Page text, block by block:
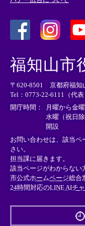
外
部
リ
ン
ク
＞
外
リ
ン
ク
＞
外
部
ン
ク
＞
福知山市
〒620-8501 京都府福知
Tel：0773-22-6111（代表
開庁時間：
月曜から金
水曜（祝日
開設
お問い合わせは、該当ペ
さい。
担当課に届きます。
該当ページがわからない
市公式ホームページ総合
24時間対応のLINE AIチ
外